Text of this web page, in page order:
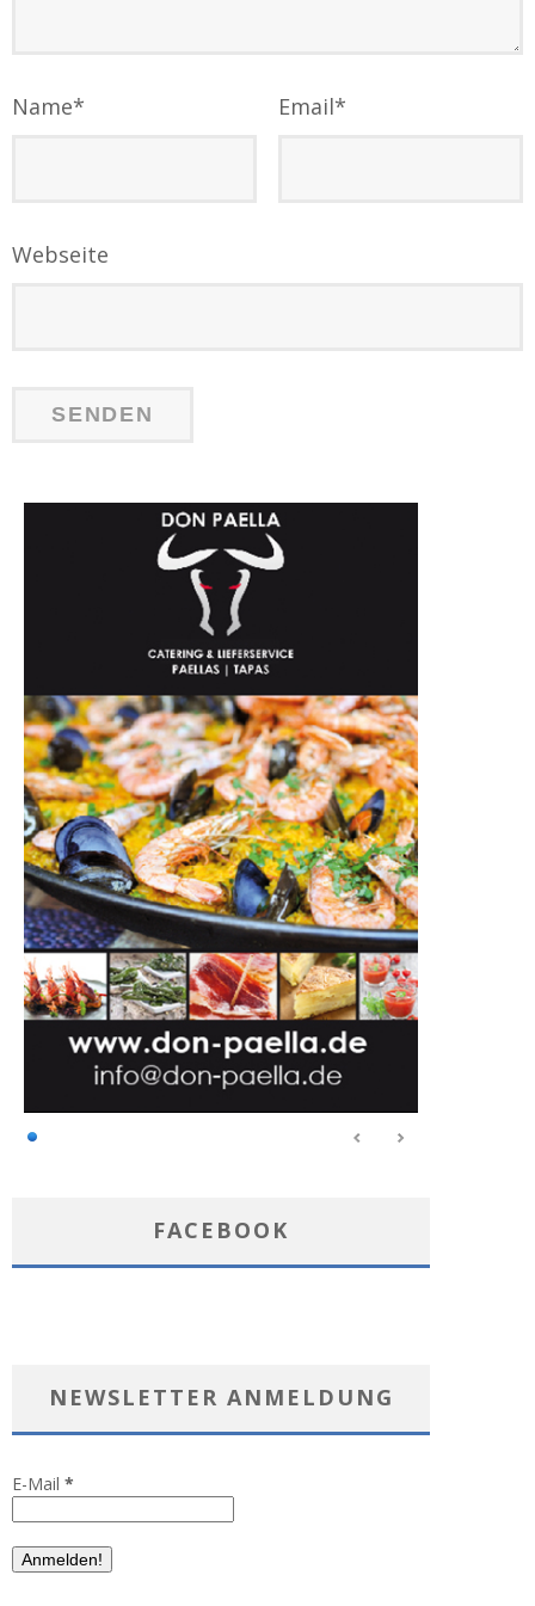
Name* Email*
Webseite
FACEBOOK
NEWSLETTER ANMELDUNG
E-Mail *